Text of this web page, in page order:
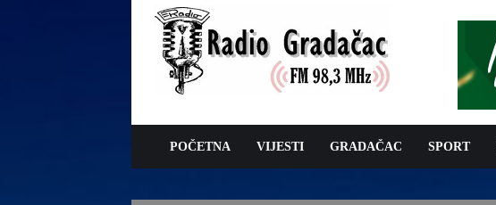
POČETNA VIJESTI GRADAČAC SPORT